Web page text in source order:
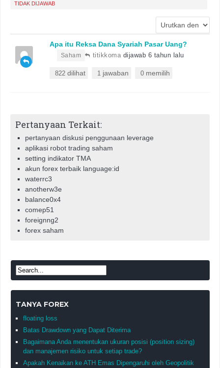
TIDAK DIJAWAB
Apa itu Reksa Dana Syariah Pasar Uang?
titikkoma dijawab 6 tahun lalu
Saham
822 dilihat 1 jawaban 0 memilih
Pertanyaan Terkait:
pertanyaan diskusi penggunaan leverage
aplikasi robot trading saham
setting indikator TMA
akun forex terbaik language:id
waterrc3
anotherw3e
balance0x4
comep51
foreignng2
forex saham
TANYA FOREX
floating loss
Batas Drawdown yang Dapat Diterima
Bagaimana Anda menentukan ukuran posisi (position sizing)
dan manajemen risiko untuk setiap trade?
Apakah Kenaikan ke ATH Emas Dipengaruhi oleh Geopolitik